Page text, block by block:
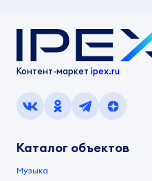
Контент-маркет ipex.ru
Каталог объектов
Музыка